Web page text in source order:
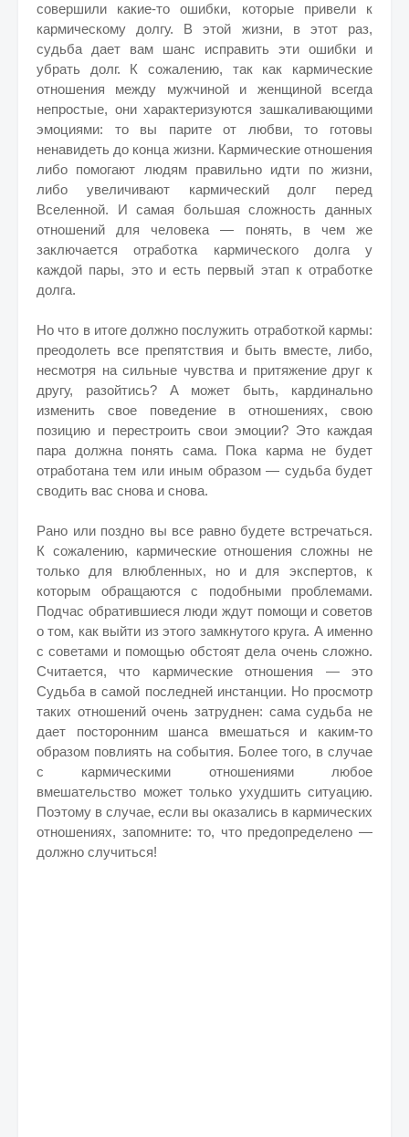
совершили какие-то ошибки, которые привели к
кармическому долгу. В этой жизни, в этот раз,
судьба дает вам шанс исправить эти ошибки и
убрать долг. К сожалению, так как кармические
отношения между мужчиной и женщиной всегда
непростые, они характеризуются зашкаливающими
эмоциями: то вы парите от любви, то готовы
ненавидеть до конца жизни. Кармические отношения
либо помогают людям правильно идти по жизни,
либо увеличивают кармический долг перед
Вселенной. И самая большая сложность данных
отношений для человека — понять, в чем же
заключается отработка кармического долга у
каждой пары, это и есть первый этап к отработке
долга.
Но что в итоге должно послужить отработкой кармы:
преодолеть все препятствия и быть вместе, либо,
несмотря на сильные чувства и притяжение друг к
другу, разойтись? А может быть, кардинально
изменить свое поведение в отношениях, свою
позицию и перестроить свои эмоции? Это каждая
пара должна понять сама. Пока карма не будет
отработана тем или иным образом — судьба будет
сводить вас снова и снова.
Рано или поздно вы все равно будете встречаться.
К сожалению, кармические отношения сложны не
только для влюбленных, но и для экспертов, к
которым обращаются с подобными проблемами.
Подчас обратившиеся люди ждут помощи и советов
о том, как выйти из этого замкнутого круга. А именно
с советами и помощью обстоят дела очень сложно.
Считается, что кармические отношения — это
Судьба в самой последней инстанции. Но просмотр
таких отношений очень затруднен: сама судьба не
дает посторонним шанса вмешаться и каким-то
образом повлиять на события. Более того, в случае
с кармическими отношениями любое
вмешательство может только ухудшить ситуацию.
Поэтому в случае, если вы оказались в кармических
отношениях, запомните: то, что предопределено —
должно случиться!